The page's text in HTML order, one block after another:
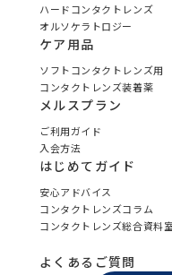
ハードコンタクトレンズ
オルソケラトロジー
ケア用品
ソフトコンタクトレンズ用
コンタクトレンズ装着薬
メルスプラン
ご利用ガイド
入会方法
はじめてガイド
安心アドバイス
コンタクトレンズコラム
コンタクトレンズ総合資料
よくあるご質問